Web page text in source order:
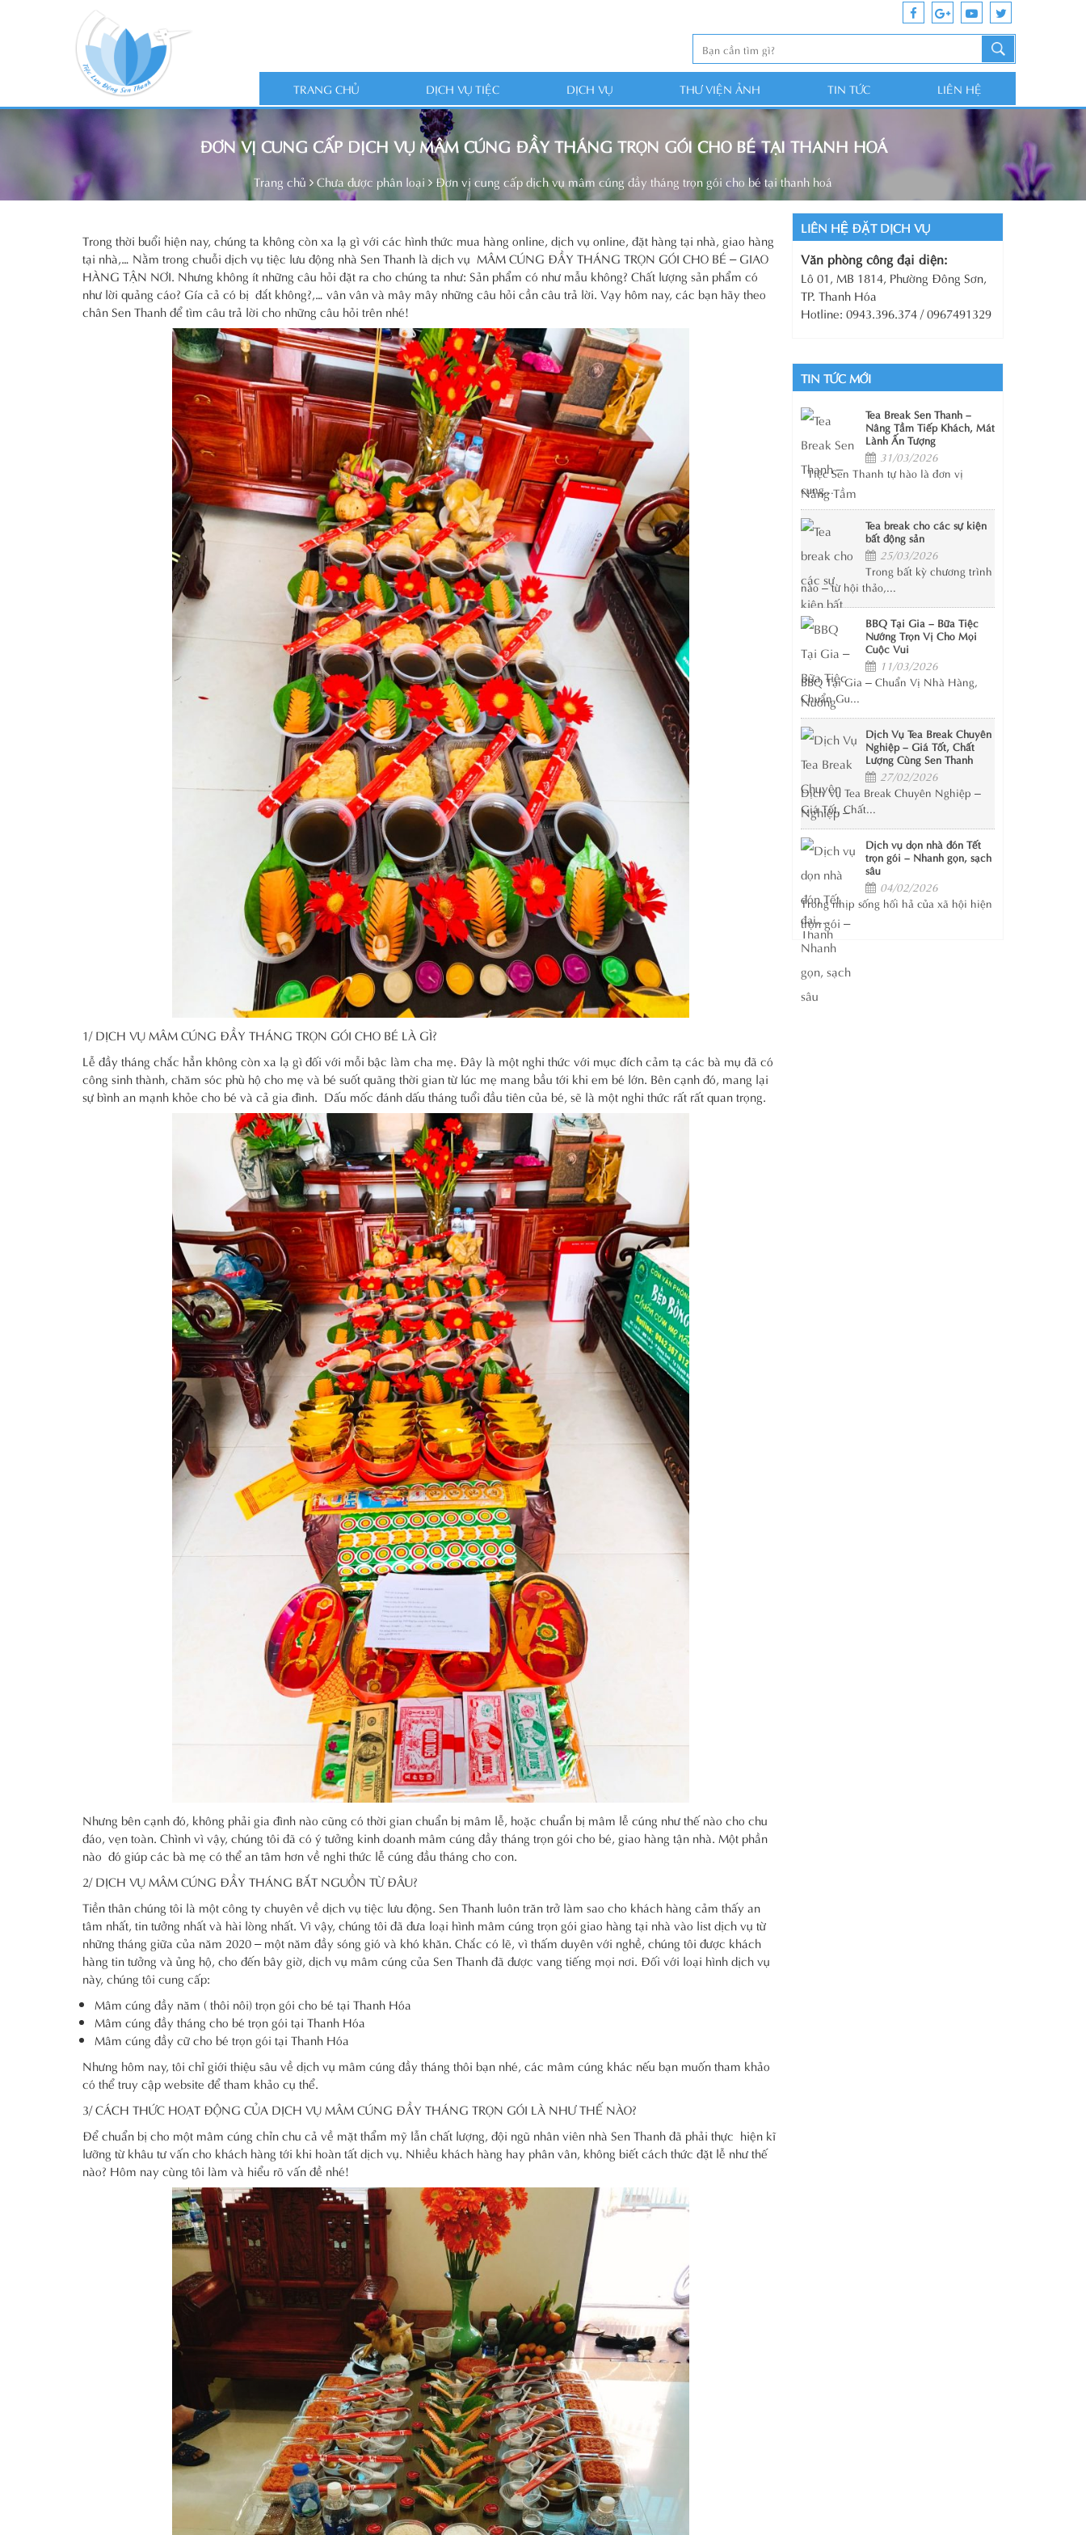
TRANG CHỦ DỊCH VỤ TIỆC DỊCH VỤ THƯ VIỆN ẢNH TIN TỨC LIÊN HỆ
ĐƠN VỊ CUNG CẤP DỊCH VỤ MÂM CÚNG ĐẦY THÁNG TRỌN GÓI CHO BÉ TẠI THANH HOÁ
Trang chủ Chưa được phân loại Đơn vị cung cấp dịch vụ mâm cúng đầy tháng trọn gói cho bé tại thanh hoá
Trong thời buổi hiện nay, chúng ta không còn xa lạ gì với các hình thức mua hàng online, dịch vụ online, đặt hàng tại nhà, giao hàng
tại nhà,… Nằm trong chuỗi dịch vụ tiệc lưu động nhà Sen Thanh là dịch vụ MÂM CÚNG ĐẦY THÁNG TRỌN GÓI CHO BÉ – GIAO
HÀNG TẬN NƠI. Nhưng không ít những câu hỏi đặt ra cho chúng ta như: Sản phẩm có như mẫu không? Chất lượng sản phẩm có
như lời quảng cáo? Gía cả có bị đắt không?,… vân vân và mây mây những câu hỏi cần câu trả lời. Vạy hôm nay, các bạn hãy theo
chân Sen Thanh để tìm câu trả lời cho những câu hỏi trên nhé!
1/ DỊCH VỤ MÂM CÚNG ĐẦY THÁNG TRỌN GÓI CHO BÉ LÀ GÌ?
Lễ đầy tháng chắc hẳn không còn xa lạ gì đối với mỗi bậc làm cha mẹ. Đây là một nghi thức với mục đích cảm tạ các bà mụ đã có
công sinh thành, chăm sóc phù hộ cho mẹ và bé suốt quãng thời gian từ lúc mẹ mang bầu tới khi em bé lớn. Bên cạnh đó, mang lại
sự bình an mạnh khỏe cho bé và cả gia đình. Dấu mốc đánh dấu tháng tuổi đầu tiên của bé, sẽ là một nghi thức rất rất quan trọng.
Nhưng bên cạnh đó, không phải gia đình nào cũng có thời gian chuẩn bị mâm lễ, hoặc chuẩn bị mâm lễ cúng như thế nào cho chu
đáo, vẹn toàn. Chình vì vậy, chúng tôi đã có ý tưởng kinh doanh mâm cúng đầy tháng trọn gói cho bé, giao hàng tận nhà. Một phần
nào đó giúp các bà mẹ có thể an tâm hơn về nghi thức lễ cúng đầu tháng cho con.
2/ DỊCH VỤ MÂM CÚNG ĐẦY THÁNG BẮT NGUỒN TỪ ĐÂU?
Tiền thân chúng tôi là một công ty chuyên về dịch vụ tiệc lưu động. Sen Thanh luôn trăn trở làm sao cho khách hàng cảm thấy an
tâm nhất, tin tưởng nhất và hài lòng nhất. Vì vậy, chúng tôi đã đưa loại hình mâm cúng trọn gói giao hàng tại nhà vào list dịch vụ từ
những tháng giữa của năm 2020 – một năm đầy sóng gió và khó khăn. Chắc có lẽ, vì thấm duyên với nghề, chúng tôi được khách
hàng tin tưởng và ủng hộ, cho đến bây giờ, dịch vụ mâm cúng của Sen Thanh đã được vang tiếng mọi nơi. Đối với loại hình dịch vụ
này, chúng tôi cung cấp:
Mâm cúng đầy năm ( thôi nôi) trọn gói cho bé tại Thanh Hóa
Mâm cúng đầy tháng cho bé trọn gói tại Thanh Hóa
Mâm cúng đầy cữ cho bé trọn gói tại Thanh Hóa
Nhưng hôm nay, tôi chỉ giới thiệu sâu về dịch vụ mâm cúng đầy tháng thôi bạn nhé, các mâm cúng khác nếu bạn muốn tham khảo
có thể truy cập website để tham khảo cụ thể.
3/ CÁCH THỨC HOẠT ĐỘNG CỦA DỊCH VỤ MÂM CÚNG ĐẦY THÁNG TRỌN GÓI LÀ NHƯ THẾ NÀO?
Để chuẩn bị cho một mâm cúng chỉn chu cả về mặt thẩm mỹ lẫn chất lượng, đội ngũ nhân viên nhà Sen Thanh đã phải thực hiện kĩ
lưỡng từ khâu tư vấn cho khách hàng tới khi hoàn tất dịch vụ. Nhiều khách hàng hay phân vân, không biết cách thức đặt lễ như thế
nào? Hôm nay cùng tôi làm và hiểu rõ vấn đề nhé!
LIÊN HỆ ĐẶT DỊCH VỤ
Văn phòng công đại diện:
Lô 01, MB 1814, Phường Đông Sơn,
TP. Thanh Hóa
Hotline: 0943.396.374 / 0967491329
TIN TỨC MỚI
Tea Break Sen Thanh –
Nâng Tầm Tiếp Khách, Mát
Lành Ấn Tượng
31/03/2026
Tiệc Sen Thanh tự hào là đơn vị
cung...
Tea break cho các sự kiện
bất động sản
25/03/2026
Trong bất kỳ chương trình
nào – từ hội thảo,...
BBQ Tại Gia – Bữa Tiệc
Nướng Trọn Vị Cho Mọi
Cuộc Vui
11/03/2026
BBQ Tại Gia – Chuẩn Vị Nhà Hàng,
Chuẩn Gu...
Dịch Vụ Tea Break Chuyên
Nghiệp – Giá Tốt, Chất
Lượng Cùng Sen Thanh
27/02/2026
Dịch Vụ Tea Break Chuyên Nghiệp –
Giá Tốt, Chất...
Dịch vụ dọn nhà đón Tết
trọn gói – Nhanh gọn, sạch
sâu
04/02/2026
Trong nhịp sống hối hả của xã hội hiện
đại,...